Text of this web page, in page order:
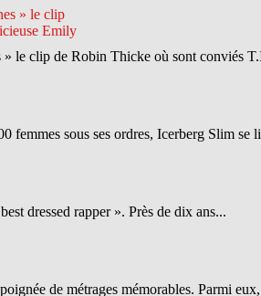
le clip de Robin Thicke où sont conviés
femmes sous ses ordres, Icerberg Slim se
dressed rapper ». Près de dix ans...
de métrages mémorables. Parmi